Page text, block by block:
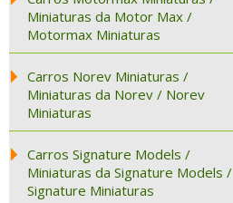
Miniaturas da Motor Max /
Motormax Miniaturas
Carros Norev Miniaturas /
Miniaturas da Norev / Norev
Miniaturas
Carros Signature Models /
Miniaturas da Signature Models /
Signature Miniaturas